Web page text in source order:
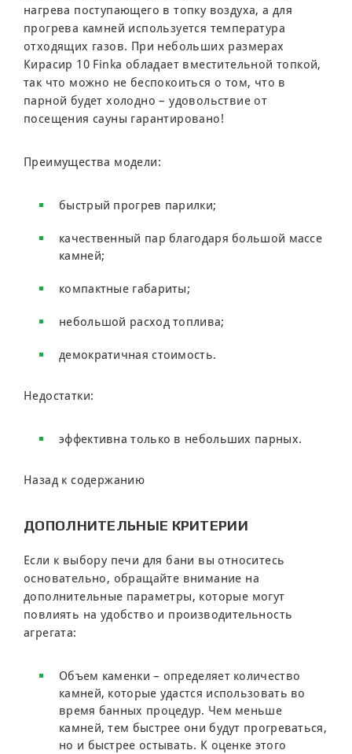
нагрева поступающего в топку воздуха, а для
прогрева камней используется температура
отходящих газов. При небольших размерах
Кирасир 10 Finka обладает вместительной топкой,
так что можно не беспокоиться о том, что в
парной будет холодно – удовольствие от
посещения сауны гарантировано!
Преимущества модели:
быстрый прогрев парилки;
качественный пар благодаря большой массе
камней;
компактные габариты;
небольшой расход топлива;
демократичная стоимость.
Недостатки:
эффективна только в небольших парных.
Назад к содержанию
ДОПОЛНИТЕЛЬНЫЕ КРИТЕРИИ
Если к выбору печи для бани вы относитесь
основательно, обращайте внимание на
дополнительные параметры, которые могут
повлиять на удобство и производительность
агрегата:
Объем каменки – определяет количество
камней, которые удастся использовать во
время банных процедур. Чем меньше
камней, тем быстрее они будут прогреваться,
но и быстрее остывать. К оценке этого